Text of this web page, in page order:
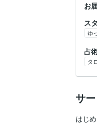
お
ス
ゆ
占
タ
サ
はじ